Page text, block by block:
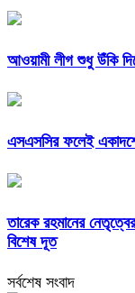
আওয়ামী লীগ শুধু উঁকি
এসএসসির ফলেই একাদশে
তারেক রহমানের
বিশেষ দূত
সর্বশেষ সংবাদ